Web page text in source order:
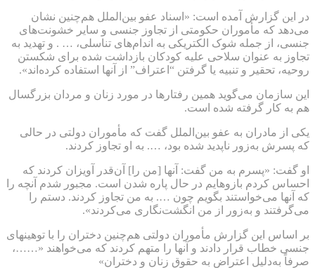
در این گزارش آمده است: «اسناد عفو بین‌الملل هم‌چنین نشان
می‌دهد که مأموران حکومتی از تجاوز جنسی و سایر خشونت‌های
جنسی، از جمله شوک الکتریکی به اندام‌های تناسلی، … . و تهدید به
تجاوز به عنوان سلاحی علیه کودکان بازداشت شده برای شکستن
روحیه، تحقیر و تنبیه یا گرفتن “اعتراف” از آنها استفاده کرده‌اند».
این سازمان می‌گوید همین رفتارها در مورد زنان و مردان بزرگسال
هم به کار گرفته شده است.
یکی از مادران به عفو بین‌الملل گفت که مأموران دولتی در حالی
که پسرش به‌زور ناپدید شده بود، …. به او تجاوز کردند.
او گفت: «پسرم به من گفت: آنها [من را] آن‌قدر آویزان کردند که
احساس کردم بازوهایم در حال پاره شدن است. مجبور شدم آنچه را
که آنها می‌خواستند بگویم چون …. به من تجاوز کردند. دستم را
می‌گرفتند و به‌زور از من انگشت‌نگاری می‌کردند».
بر اساس این گزارش مأموران دولتی هم‌چنین دختران را با توهینهای
جنسی خطاب قرار دادند و آنها را متهم کردند که می‌خواهند «……،
صرفاً به‌دلیل اعتراض به حقوق زنان و دختران»